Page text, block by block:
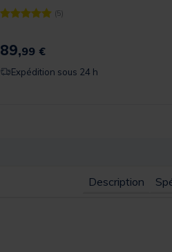
[object Object] out of 5 Customer
(5)
89,99 €
Expédition sous 24 h
Description